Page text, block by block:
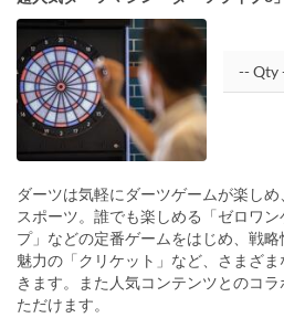
ダーツは気軽にダーツゲームが楽し
スポーツ。誰でも楽しめる「ゼロワ
プ」などの定番ゲームをはじめ、戦
魅力の「クリケット」など、さまざ
きます。また人気コンテンツとのコ
ただけます。